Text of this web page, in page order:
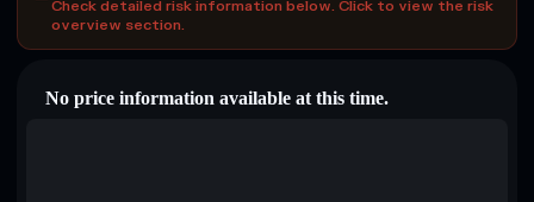
Check detailed risk information below. Click to view the risk
overview section.
No price information available at this time.